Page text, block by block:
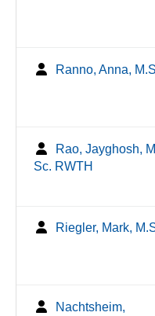
Ranno, Anna,
Rao, Jayghosh,
Sc. RWTH
Riegler, Mark,
Nachtsheim,